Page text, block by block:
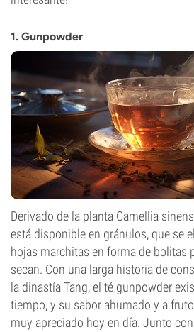
1. Gunpowder
Derivado de la planta Camellia
está disponible en gránulos, que se
hojas marchitas en forma de bolitas
secan. Con una larga historia de
la dinastía Tang, el té gunpowder
tiempo, y su sabor ahumado y a
muy apreciado hoy en día. Junto